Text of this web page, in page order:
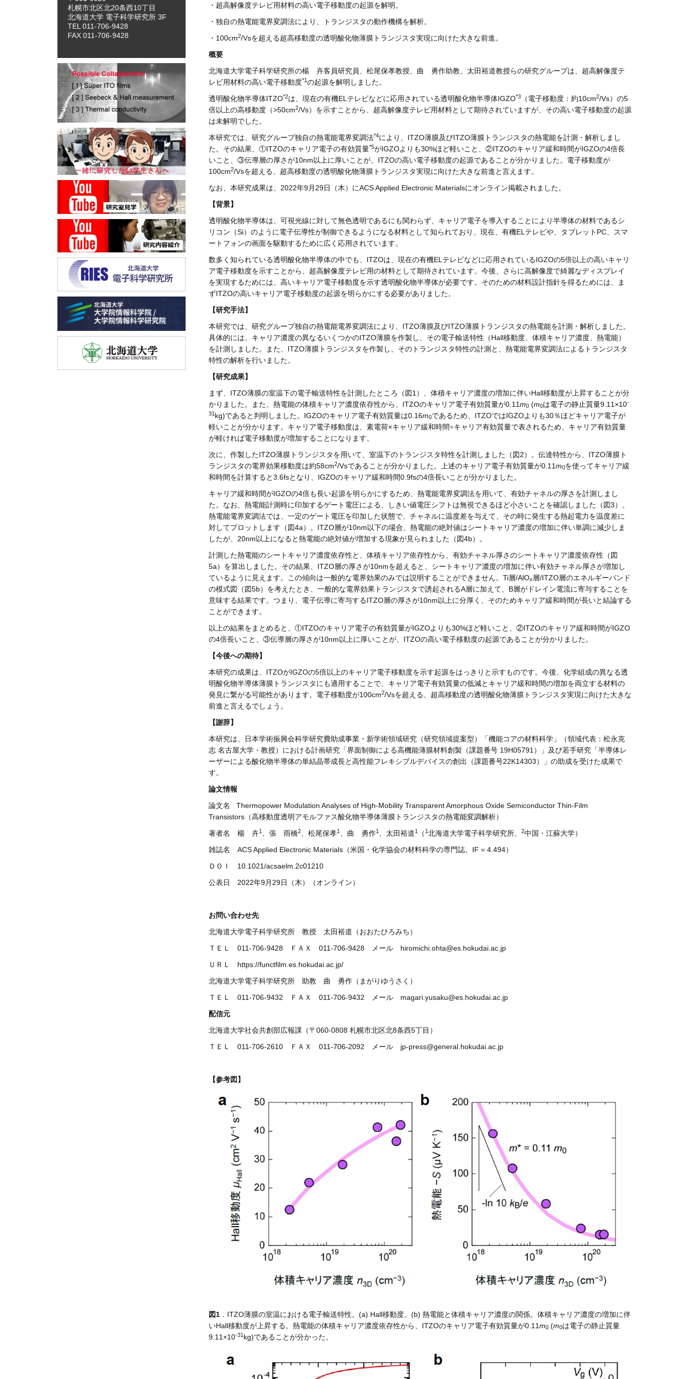
・超高解像度テレビ用材料の高い電子移動度の起源を解明。
・独自の熱電能電界変調法により、トランジスタの動作機構を解析。
・100cm2/Vsを超える超高移動度の透明酸化物薄膜トランジスタ実現に向けた大きな前進。
概要
北海道大学電子科学研究所の楊 卉客員研究員、松尾保孝教授、曲 勇作助教、太田裕道教授らの研究グループは、超高解像度テ
レビ用材料の高い電子移動度*1の起源を解明しました。
透明酸化物半導体ITZO*2は、現在の有機ELテレビなどに応用されている透明酸化物半導体IGZO*3 （電子移動度：約10cm2/Vs）の5
倍以上の高移動度（>50cm2/Vs）を示すことから、超高解像度テレビ用材料として期待されていますが、その高い電子移動度の起源
は未解明でした。
本研究では、研究グループ独自の熱電能電界変調法*4により、ITZO薄膜及びITZO薄膜トランジスタの熱電能を計測・解析しまし
た。その結果、①ITZOのキャリア電子の有効質量*5がIGZOよりも30%ほど軽いこと、②ITZOのキャリア緩和時間がIGZOの4倍長
いこと、③伝導層の厚さが10nm以上に厚いことが、ITZOの高い電子移動度の起源であることが分かりました。電子移動度が
100cm2/Vsを超える、超高移動度の透明酸化物薄膜トランジスタ実現に向けた大きな前進と言えます。
なお、本研究成果は、2022年9月29日（木）にACS Applied Electronic Materialsにオンライン掲載されました。
【背景】
透明酸化物半導体は、可視光線に対して無色透明であるにも関わらず、キャリア電子を導入することにより半導体の材料であるシ
リコン（Si）のように電子伝導性が制御できるようになる材料として知られており、現在、有機ELテレビや、タブレットPC、スマ
ートフォンの画面を駆動するために広く応用されています。
数多く知られている透明酸化物半導体の中でも、ITZOは、現在の有機ELテレビなどに応用されているIGZOの5倍以上の高いキャリ
ア電子移動度を示すことから、超高解像度テレビ用の材料として期待されています。今後、さらに高解像度で綺麗なディスプレイ
を実現するためには、高いキャリア電子移動度を示す透明酸化物半導体が必要です。そのための材料設計指針を得るためには、ま
ずITZOの高いキャリア電子移動度の起源を明らかにする必要がありました。
【研究手法】
本研究では、研究グループ独自の熱電能電界変調法により、ITZO薄膜及びITZO薄膜トランジスタの熱電能を計測・解析しました。
具体的には、キャリア濃度の異なるいくつかのITZO薄膜を作製し、その電子輸送特性（Hall移動度、体積キャリア濃度、熱電能）
を計測しました。また、ITZO薄膜トランジスタを作製し、そのトランジスタ特性の計測と、熱電能電界変調法によるトランジスタ
特性の解析を行いました。
【研究成果】
まず、ITZO薄膜の室温下の電子輸送特性を計測したところ（図1）、体積キャリア濃度の増加に伴いHall移動度が上昇することが分
かりました。また、熱電能の体積キャリア濃度依存性から、ITZOのキャリア電子有効質量が0.11m0 (m0は電子の静止質量9.11×10-
31 kg)であると判明しました。IGZOのキャリア電子有効質量は0.16m0であるため、ITZOではIGZOよりも30％ほどキャリア電子が
軽いことが分かります。キャリア電子移動度は、素電荷×キャリア緩和時間÷キャリア有効質量で表されるため、キャリア有効質量
が軽ければ電子移動度が増加することになります。
次に、作製したITZO薄膜トランジスタを用いて、室温下のトランジスタ特性を計測しました（図2）。伝達特性から、ITZO薄膜ト
ランジスタの電界効果移動度は約58cm2/Vsであることが分かりました。上述のキャリア電子有効質量が0.11m0を使ってキャリア緩
和時間を計算すると3.6fsとなり、IGZOのキャリア緩和時間0.9fsの4倍長いことが分かりました。
キャリア緩和時間がIGZOの4倍も長い起源を明らかにするため、熱電能電界変調法を用いて、有効チャネルの厚さを計測しまし
た。なお、熱電能計測時に印加するゲート電圧による、しきい値電圧シフトは無視できるほど小さいことを確認しました（図3）。
熱電能電界変調法では、一定のゲート電圧を印加した状態で、チャネルに温度差を与えて、その時に発生する熱起電力を温度差に
対してプロットします（図4a）。ITZO層が10nm以下の場合、熱電能の絶対値はシートキャリア濃度の増加に伴い単調に減少しま
したが、20nm以上になると熱電能の絶対値が増加する現象が見られました（図4b）。
計測した熱電能のシートキャリア濃度依存性と、体積キャリア依存性から、有効チャネル厚さのシートキャリア濃度依存性（図
5a）を算出しました。その結果、ITZO層の厚さが10nmを超えると、シートキャリア濃度の増加に伴い有効チャネル厚さが増加し
ているように見えます。この傾向は一般的な電界効果のみでは説明することができません。Ti層/AlOx層/ITZO層のエネルギーバンド
の模式図（図5b）を考えたとき、一般的な電界効果トランジスタで誘起されるA層に加えて、B層がドレイン電流に寄与することを
意味する結果です。つまり、電子伝導に寄与するITZO層の厚さが10nm以上に分厚く、そのためキャリア緩和時間が長いと結論する
ことができます。
以上の結果をまとめると、①ITZOのキャリア電子の有効質量がIGZOよりも30%ほど軽いこと、②ITZOのキャリア緩和時間がIGZO
の4倍長いこと、③伝導層の厚さが10nm以上に厚いことが、ITZOの高い電子移動度の起源であることが分かりました。
【今後への期待】
本研究の成果は、ITZOがIGZOの5倍以上のキャリア電子移動度を示す起源をはっきりと示すものです。今後、化学組成の異なる透
明酸化物半導体薄膜トランジスタにも適用することで、キャリア電子有効質量の低減とキャリア緩和時間の増加を両立する材料の
発見に繋がる可能性があります。電子移動度が100cm2/Vsを超える、超高移動度の透明酸化物薄膜トランジスタ実現に向けた大きな
前進と言えるでしょう。
【謝辞】
本研究は、日本学術振興会科学研究費助成事業・新学術領域研究（研究領域提案型）「機能コアの材料科学」（領域代表：松永克
志 名古屋大学・教授）における計画研究「界面制御による高機能薄膜材料創製（課題番号 19H05791）」及び若手研究「半導体レ
ーザーによる酸化物半導体の単結晶帯成長と高性能フレキシブルデバイスの創出（課題番号22K14303）」の助成を受けた成果で
す。
論文情報
論文名 Thermopower Modulation Analyses of High-Mobility Transparent Amorphous Oxide Semiconductor Thin-Film
Transistors（高移動度透明アモルファス酸化物半導体薄膜トランジスタの熱電能変調解析）
著者名 楊 卉1 、張 雨橋2 、松尾保孝1 、曲 勇作1 、太田裕道1 （ 1北海道大学電子科学研究所、 2中国・江蘇大学）
雑誌名 ACS Applied Electronic Materials（米国・化学協会の材料科学の専門誌、IF = 4.494）
ＤＯＩ 10.1021/acsaelm.2c01210
公表日 2022年9月29日（木）（オンライン）
お問い合わせ先
北海道大学電子科学研究所 教授 太田裕道（おおたひろみち）
ＴＥＬ 011-706-9428 ＦＡＸ 011-706-9428 メール hiromichi.ohta@es.hokudai.ac.jp
ＵＲＬ https://functfilm.es.hokudai.ac.jp/
北海道大学電子科学研究所 助教 曲 勇作（まがりゆうさく）
ＴＥＬ 011-706-9432 ＦＡＸ 011-706-9432 メール magari.yusaku@es.hokudai.ac.jp
配信元
北海道大学社会共創部広報課（〒060-0808 札幌市北区北8条西5丁目）
ＴＥＬ 011-706-2610 ＦＡＸ 011-706-2092 メール jp-press@general.hokudai.ac.jp
【参考図】
図1 ．ITZO薄膜の室温における電子輸送特性。(a) Hall移動度、(b) 熱電能と体積キャリア濃度の関係。体積キャリア濃度の増加に伴
いHall移動度が上昇する。熱電能の体積キャリア濃度依存性から、ITZOのキャリア電子有効質量が0.11m0 (m0は電子の静止質量
9.11×10-31 kg)であることが分かった。
札幌市北区北20条西10丁目
北海道大学 電子科学研究所 3F
TEL 011-706-9428
FAX 011-706-9428